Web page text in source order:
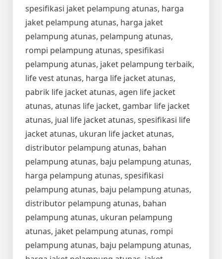
spesifikasi jaket pelampung atunas, harga
jaket pelampung atunas, harga jaket
pelampung atunas, pelampung atunas,
rompi pelampung atunas, spesifikasi
pelampung atunas, jaket pelampung terbaik,
life vest atunas, harga life jacket atunas,
pabrik life jacket atunas, agen life jacket
atunas, atunas life jacket, gambar life jacket
atunas, jual life jacket atunas, spesifikasi life
jacket atunas, ukuran life jacket atunas,
distributor pelampung atunas, bahan
pelampung atunas, baju pelampung atunas,
harga pelampung atunas, spesifikasi
pelampung atunas, baju pelampung atunas,
distributor pelampung atunas, bahan
pelampung atunas, ukuran pelampung
atunas, jaket pelampung atunas, rompi
pelampung atunas, baju pelampung atunas,